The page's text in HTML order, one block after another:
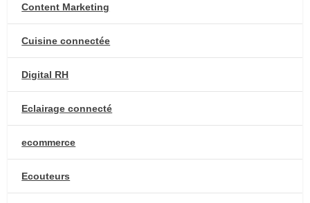
Content Marketing
Cuisine connectée
Digital RH
Eclairage connecté
ecommerce
Ecouteurs